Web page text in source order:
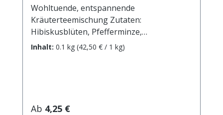
Wohltuende, entspannende
Kräuterteemischung Zutaten:
Hibiskusblüten, Pfefferminze,
Brombeerblätter, Himbeerblätter,
max.10 min.
Inhalt: 0.1 kg (42,50 € / 1 kg)
Regulärer Preis:
Ab 4,25 €